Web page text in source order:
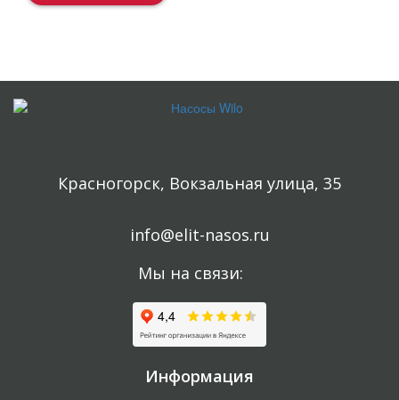
Красногорск, Вокзальная улица, 35
info@elit-nasos.ru
Мы на связи:
Информация